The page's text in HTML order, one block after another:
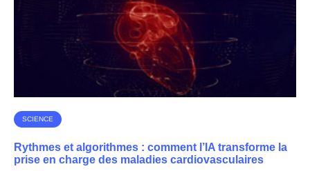
SCIENCE
Rythmes et algorithmes : comment l’IA transforme la
prise en charge des maladies cardiovasculaires